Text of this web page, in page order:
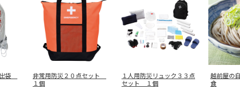
袋
非常用防災２０点セット
１個
１人用防災リュック３３点
セット １個
越前屋の
食